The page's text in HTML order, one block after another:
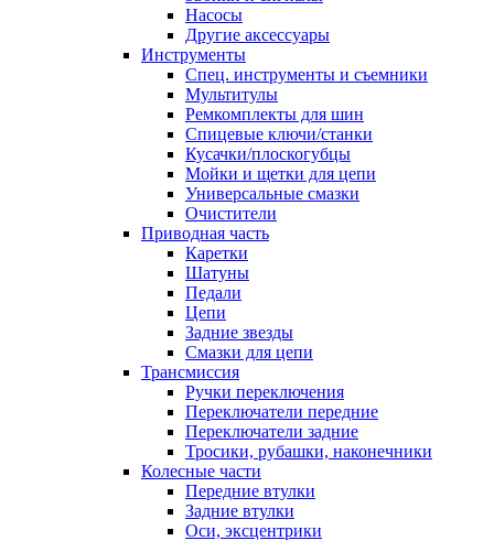
Насосы
Другие аксессуары
Инструменты
Спец. инструменты и съемники
Мультитулы
Ремкомплекты для шин
Спицевые ключи/станки
Кусачки/плоскогубцы
Мойки и щетки для цепи
Универсальные смазки
Очистители
Приводная часть
Каретки
Шатуны
Педали
Цепи
Задние звезды
Смазки для цепи
Трансмиссия
Ручки переключения
Переключатели передние
Переключатели задние
Тросики, рубашки, наконечники
Колесные части
Передние втулки
Задние втулки
Оси, эксцентрики